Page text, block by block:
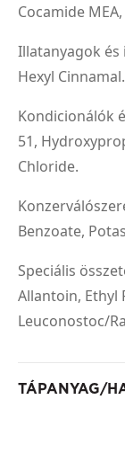
Cocamide
Illatanyagok
Hexyl Cinnamal.
Kondicionálók
51,
Chloride.
Benzoate,
Speciális
Allantoin, Ethyl
Leuconostoc/
TÁPANYAG/